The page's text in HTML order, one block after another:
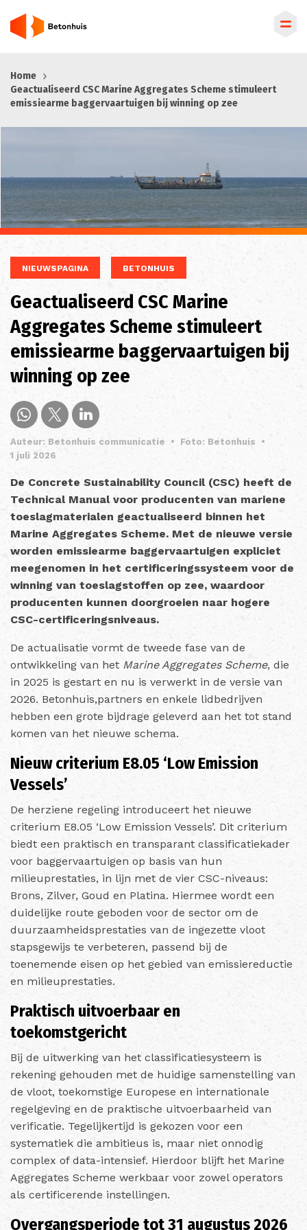
en
naar
inhoud
Home
Geactualiseerd CSC Marine Aggregates Scheme stimuleert
emissiearme baggervaartuigen bij winning op zee
NIEUWSPAGINA BETONHUIS
Geactualiseerd CSC Marine
Aggregates Scheme stimuleert
emissiearme baggervaartuigen bij
winning op zee
Auteur: Betonhuis communicatie • Foto: Betonhuis
•
1 juli 2026
De Concrete Sustainability Council (CSC) heeft de
Technical Manual voor producenten van mariene
toeslagmaterialen geactualiseerd binnen het
Marine Aggregates Scheme. Met de nieuwe versie
worden emissiearme baggervaartuigen expliciet
meegenomen in het certificeringssysteem voor de
winning van toeslagstoffen op zee, waardoor
producenten kunnen doorgroeien naar hogere
CSC-certificeringsniveaus.
De actualisatie vormt de tweede fase van de
ontwikkeling van het Marine Aggregates Scheme, die
in 2025 is gestart en nu is verwerkt in de versie van
2026. Betonhuis,partners en enkele lidbedrijven
hebben een grote bijdrage geleverd aan het tot stand
komen van het nieuwe schema.
Nieuw criterium E8.05 ‘Low Emission
Vessels’
De herziene regeling introduceert het nieuwe
criterium E8.05 ‘Low Emission Vessels’. Dit criterium
biedt een praktisch en transparant classificatiekader
voor baggervaartuigen op basis van hun
milieuprestaties, in lijn met de vier CSC-niveaus:
Brons, Zilver, Goud en Platina. Hiermee wordt een
duidelijke route geboden voor de sector om de
duurzaamheidsprestaties van de ingezette vloot
stapsgewijs te verbeteren, passend bij de
toenemende eisen op het gebied van emissiereductie
en milieuprestaties.
Praktisch uitvoerbaar en
toekomstgericht
Bij de uitwerking van het classificatiesysteem is
rekening gehouden met de huidige samenstelling van
de vloot, toekomstige Europese en internationale
regelgeving en de praktische uitvoerbaarheid van
verificatie. Tegelijkertijd is gekozen voor een
systematiek die ambitieus is, maar niet onnodig
complex of data-intensief. Hierdoor blijft het Marine
Aggregates Scheme werkbaar voor zowel operators
als certificerende instellingen.
Overgangsperiode tot 31 augustus 2026